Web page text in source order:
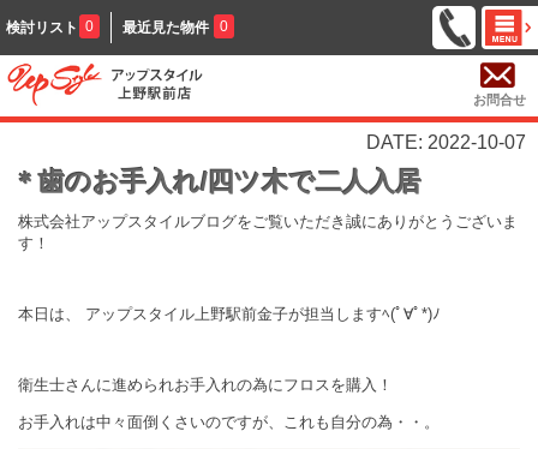
検討リスト 0 最近見た物件 0
お問合せ
DATE: 2022-10-07
＊歯のお手入れ/四ツ木で二人入居
株式会社アップスタイルブログをご覧いただき誠にありがとうございま
す！
本日は、 アップスタイル上野駅前金子が担当しますﾍ(ﾟ∀ﾟ*)ﾉ
衛生士さんに進められお手入れの為にフロスを購入！
お手入れは中々面倒くさいのですが、これも自分の為・・。